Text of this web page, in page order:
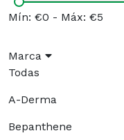
Mín: €0 - Máx: €5
Marca
Todas
A-Derma
Bepanthene